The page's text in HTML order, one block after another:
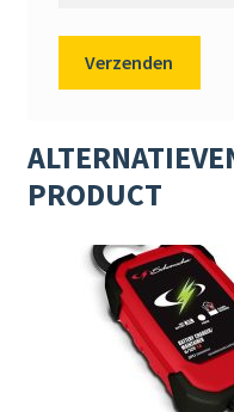
PRODUCT